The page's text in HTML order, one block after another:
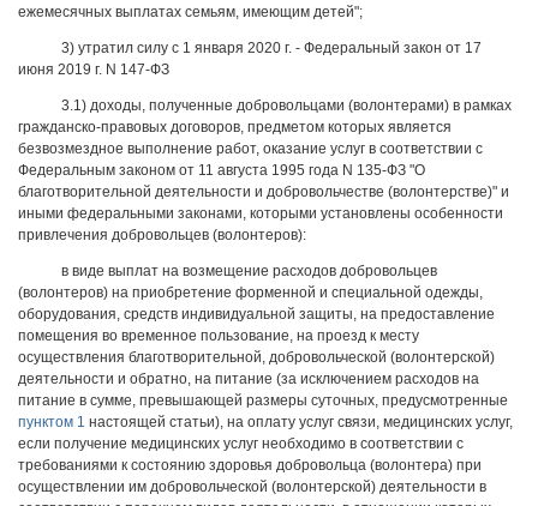
ежемесячных выплатах семьям, имеющим детей";
3) утратил силу с 1 января 2020 г. - Федеральный закон от 17
июня 2019 г. N 147-ФЗ
3.1) доходы, полученные добровольцами (волонтерами) в рамках
гражданско-правовых договоров, предметом которых является
безвозмездное выполнение работ, оказание услуг в соответствии с
Федеральным законом от 11 августа 1995 года N 135-ФЗ "О
благотворительной деятельности и добровольчестве (волонтерстве)" и
иными федеральными законами, которыми установлены особенности
привлечения добровольцев (волонтеров):
в виде выплат на возмещение расходов добровольцев
(волонтеров) на приобретение форменной и специальной одежды,
оборудования, средств индивидуальной защиты, на предоставление
помещения во временное пользование, на проезд к месту
осуществления благотворительной, добровольческой (волонтерской)
деятельности и обратно, на питание (за исключением расходов на
питание в сумме, превышающей размеры суточных, предусмотренные
пунктом 1 настоящей статьи), на оплату услуг связи, медицинских услуг,
если получение медицинских услуг необходимо в соответствии с
требованиями к состоянию здоровья добровольца (волонтера) при
осуществлении им добровольческой (волонтерской) деятельности в